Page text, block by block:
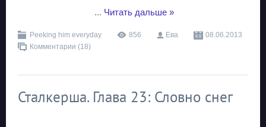
... Читать дальше »
Peeking him everyday 856 Ева
08.06.2013
Комментарии (18)
Сталкерша. Глава 23: Словно снег